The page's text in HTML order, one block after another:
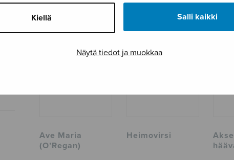
Kiellä Salli kaikki
Näytä tiedot ja muokkaa
Ave Maria
(O’Regan)
Heimovirsi